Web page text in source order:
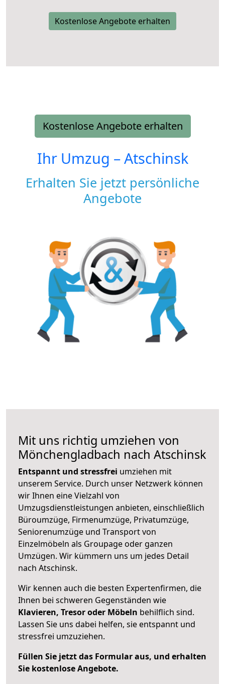
Kostenlose Angebote erhalten
Kostenlose Angebote erhalten
Ihr Umzug –Atschinsk
Erhalten Sie jetzt persönliche
Angebote
Mit uns richtig umziehen von
Mönchengladbach nach Atschinsk
Entspannt und stressfrei umziehen mit
unserem Service. Durch unser Netzwerk können
wir Ihnen eine Vielzahl von
Umzugsdienstleistungen anbieten, einschließlich
Büroumzüge, Firmenumzüge, Privatumzüge,
Seniorenumzüge und Transport von
Einzelmöbeln als Groupage oder ganzen
Umzügen. Wir kümmern uns um jedes Detail
nach Atschinsk.
Wir kennen auch die besten Expertenfirmen, die
Ihnen bei schweren Gegenständen wie
Klavieren, Tresor oder Möbeln behilflich sind.
Lassen Sie uns dabei helfen, sie entspannt und
stressfrei umzuziehen.
Füllen Sie jetzt das Formular aus, und erhalten
Sie kostenlose Angebote.